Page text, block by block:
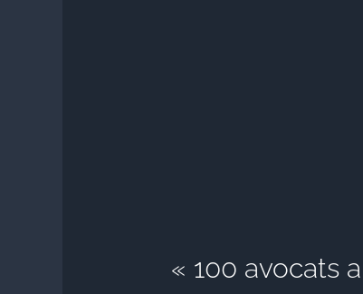
« 100 avocats